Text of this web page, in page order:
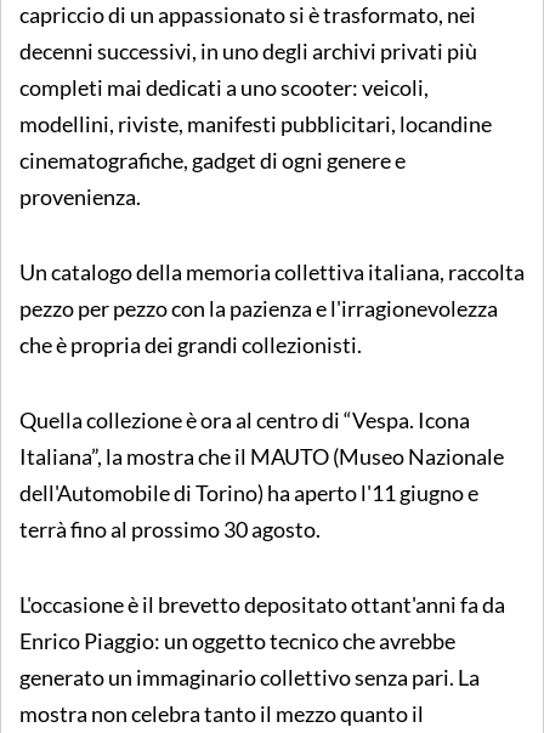
capriccio di un appassionato si è trasformato, nei
decenni successivi, in uno degli archivi privati più
completi mai dedicati a uno scooter: veicoli,
modellini, riviste, manifesti pubblicitari, locandine
cinematografiche, gadget di ogni genere e
provenienza.
Un catalogo della memoria collettiva italiana, raccolta
pezzo per pezzo con la pazienza e l'irragionevolezza
che è propria dei grandi collezionisti.
Quella collezione è ora al centro di “Vespa. Icona
Italiana”, la mostra che il MAUTO (Museo Nazionale
dell'Automobile di Torino) ha aperto l'11 giugno e
terrà fino al prossimo 30 agosto.
L'occasione è il brevetto depositato ottant'anni fa da
Enrico Piaggio: un oggetto tecnico che avrebbe
generato un immaginario collettivo senza pari. La
mostra non celebra tanto il mezzo quanto il